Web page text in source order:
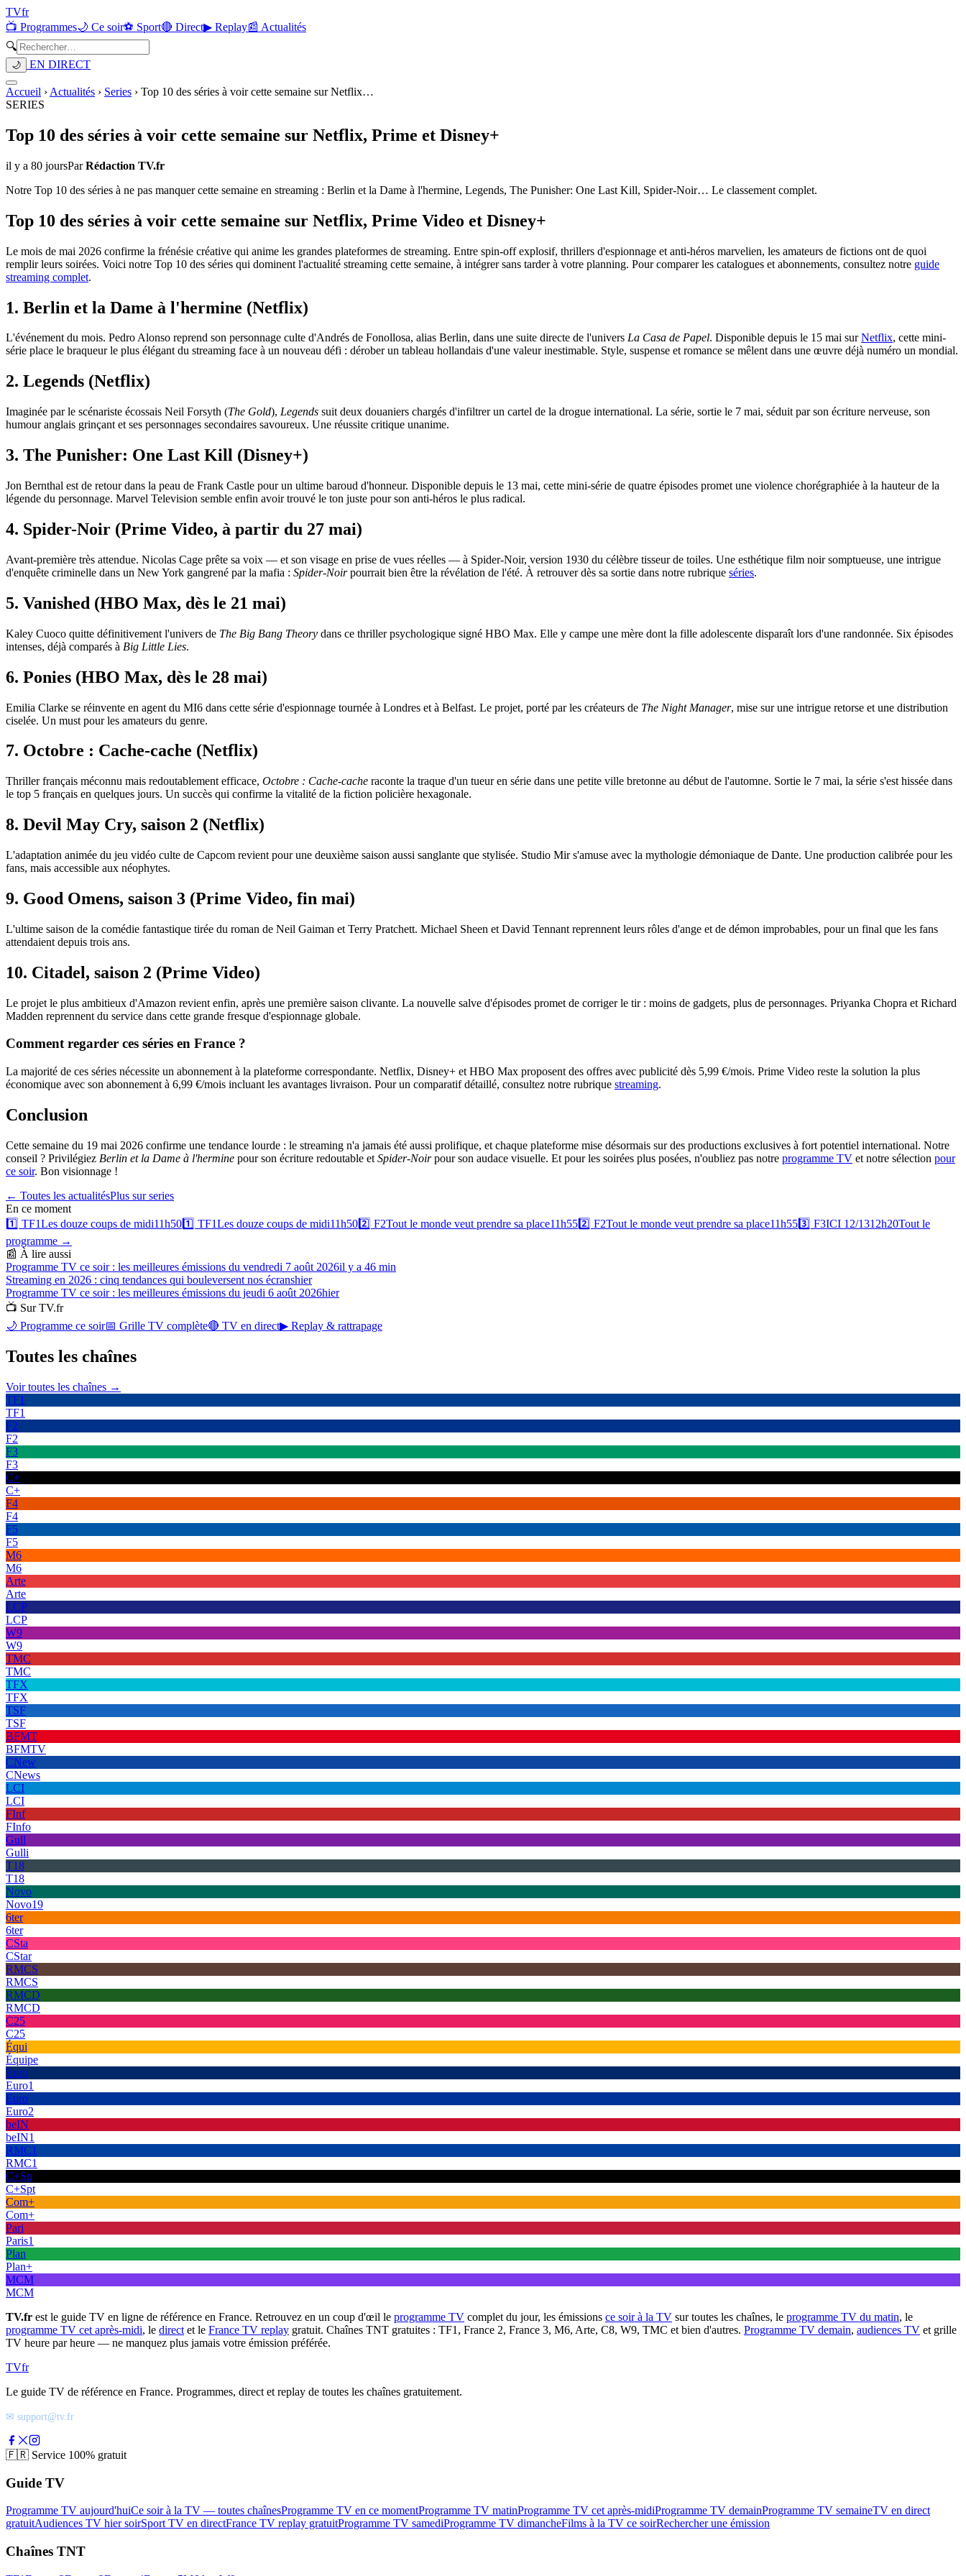
TVfr
📺 Programmes🌙 Ce soir⚽ Sport🔴 Direct▶ Replay📰 Actualités
🔍
🌙 EN DIRECT
Accueil › Actualités › Series › Top 10 des séries à voir cette semaine sur Netflix…
SERIES
Top 10 des séries à voir cette semaine sur Netflix, Prime et Disney+
il y a 80 joursParRédaction TV.fr
Notre Top 10 des séries à ne pas manquer cette semaine en streaming : Berlin et la Dame à l'hermine, Legends, The Punisher: One Last Kill, Spider-Noir… Le classement complet.
Top 10 des séries à voir cette semaine sur Netflix, Prime Video et Disney+
Le mois de mai 2026 confirme la frénésie créative qui anime les grandes plateformes de streaming. Entre spin-off explosif, thrillers d'espionnage et anti-héros marvelien, les amateurs de fictions ont de quoi
remplir leurs soirées. Voici notre Top 10 des séries qui dominent l'actualité streaming cette semaine, à intégrer sans tarder à votre planning. Pour comparer les catalogues et abonnements, consultez notre guide
streaming complet.
1. Berlin et la Dame à l'hermine (Netflix)
L'événement du mois. Pedro Alonso reprend son personnage culte d'Andrés de Fonollosa, alias Berlin, dans une suite directe de l'univers La Casa de Papel. Disponible depuis le 15 mai surNetflix, cette mini-
série place le braqueur le plus élégant du streaming face à un nouveau défi : dérober un tableau hollandais d'une valeur inestimable. Style, suspense et romance se mêlent dans une œuvre déjà numéro un mondial.
2. Legends (Netflix)
Imaginée par le scénariste écossais Neil Forsyth (The Gold), Legends suit deux douaniers chargés d'infiltrer un cartel de la drogue international. La série, sortie le 7 mai, séduit par son écriture nerveuse, son
humour anglais grinçant et ses personnages secondaires savoureux. Une réussite critique unanime.
3. The Punisher: One Last Kill (Disney+)
Jon Bernthal est de retour dans la peau de Frank Castle pour un ultime baroud d'honneur. Disponible depuis le 13 mai, cette mini-série de quatre épisodes promet une violence chorégraphiée à la hauteur de la
légende du personnage. Marvel Television semble enfin avoir trouvé le ton juste pour son anti-héros le plus radical.
4. Spider-Noir (Prime Video, à partir du 27 mai)
Avant-première très attendue. Nicolas Cage prête sa voix — et son visage en prise de vues réelles — à Spider-Noir, version 1930 du célèbre tisseur de toiles. Une esthétique film noir somptueuse, une intrigue
d'enquête criminelle dans un New York gangrené par la mafia : Spider-Noirpourrait bien être la révélation de l'été. À retrouver dès sa sortie dans notre rubrique séries.
5. Vanished (HBO Max, dès le 21 mai)
Kaley Cuoco quitte définitivement l'univers de The Big Bang Theory dans ce thriller psychologique signé HBO Max. Elle y campe une mère dont la fille adolescente disparaît lors d'une randonnée. Six épisodes
intenses, déjà comparés à Big Little Lies.
6. Ponies (HBO Max, dès le 28 mai)
Emilia Clarke se réinvente en agent du MI6 dans cette série d'espionnage tournée à Londres et à Belfast. Le projet, porté par les créateurs de The Night Manager, mise sur une intrigue retorse et une distribution
ciselée. Un must pour les amateurs du genre.
7. Octobre : Cache-cache (Netflix)
Thriller français méconnu mais redoutablement efficace, Octobre : Cache-cache raconte la traque d'un tueur en série dans une petite ville bretonne au début de l'automne. Sortie le 7 mai, la série s'est hissée dans
le top 5 français en quelques jours. Un succès qui confirme la vitalité de la fiction policière hexagonale.
8. Devil May Cry, saison 2 (Netflix)
L'adaptation animée du jeu vidéo culte de Capcom revient pour une deuxième saison aussi sanglante que stylisée. Studio Mir s'amuse avec la mythologie démoniaque de Dante. Une production calibrée pour les
fans, mais accessible aux néophytes.
9. Good Omens, saison 3 (Prime Video, fin mai)
L'ultime saison de la comédie fantastique tirée du roman de Neil Gaiman et Terry Pratchett. Michael Sheen et David Tennant reprennent leurs rôles d'ange et de démon improbables, pour un final que les fans
attendaient depuis trois ans.
10. Citadel, saison 2 (Prime Video)
Le projet le plus ambitieux d'Amazon revient enfin, après une première saison clivante. La nouvelle salve d'épisodes promet de corriger le tir : moins de gadgets, plus de personnages. Priyanka Chopra et Richard
Madden reprennent du service dans cette grande fresque d'espionnage globale.
Comment regarder ces séries en France ?
La majorité de ces séries nécessite un abonnement à la plateforme correspondante. Netflix, Disney+ et HBO Max proposent des offres avec publicité dès 5,99 €/mois. Prime Video reste la solution la plus
économique avec son abonnement à 6,99 €/mois incluant les avantages livraison. Pour un comparatif détaillé, consultez notre rubrique streaming.
Conclusion
Cette semaine du 19 mai 2026 confirme une tendance lourde : le streaming n'a jamais été aussi prolifique, et chaque plateforme mise désormais sur des productions exclusives à fort potentiel international. Notre
conseil ? Privilégiez Berlin et la Dame à l'hermine pour son écriture redoutable et Spider-Noirpour son audace visuelle. Et pour les soirées plus posées, n'oubliez pas notre programme TV et notre sélection pour
ce soir. Bon visionnage !
← Toutes les actualitésPlus surseries
En ce moment
1️⃣ TF1Les douze coups de midi11h501️⃣ TF1Les douze coups de midi11h502️⃣ F2Tout le monde veut prendre sa place11h552️⃣ F2Tout le monde veut prendre sa place11h553️⃣ F3ICI 12/1312h20Tout le
programme →
📰 À lire aussi
Programme TV ce soir : les meilleures émissions du vendredi 7 août 2026il y a 46 min
Streaming en 2026 : cinq tendances qui bouleversent nos écranshier
Programme TV ce soir : les meilleures émissions du jeudi 6 août 2026hier
📺 Sur TV.fr
🌙 Programme ce soir📅 Grille TV complète🔴 TV en direct▶ Replay & rattrapage
Toutes les chaînes
Voir toutes les chaînes →
TF1
TF1
F2
F2
F3
F3
C+
C+
F4
F4
F5
F5
M6
M6
Arte
Arte
LCP
LCP
W9
W9
TMC
TMC
TFX
TFX
TSF
TSF
BFMT
BFMTV
CNew
CNews
LCI
LCI
FInf
FInfo
Gull
Gulli
T18
T18
Novo
Novo19
6ter
6ter
CSta
CStar
RMCS
RMCS
RMCD
RMCD
C25
C25
Équi
Équipe
Euro
Euro1
Euro
Euro2
beIN
beIN1
RMC1
RMC1
C+Sp
C+Spt
Com+
Com+
Pari
Paris1
Plan
Plan+
MCM
MCM
TV.fr est le guide TV en ligne de référence en France. Retrouvez en un coup d'œil le programme TV complet du jour, les émissions ce soir à la TV sur toutes les chaînes, le programme TV du matin, le
programme TV cet après-midi, le direct et le France TV replay gratuit. Chaînes TNT gratuites : TF1, France 2, France 3, M6, Arte, C8, W9, TMC et bien d'autres. Programme TV demain, audiences TV et grille
TV heure par heure — ne manquez plus jamais votre émission préférée.
TVfr
Le guide TV de référence en France. Programmes, direct et replay de toutes les chaînes gratuitement.
✉ support@tv.fr
🇫🇷 Service 100% gratuit
Guide TV
Programme TV aujourd'huiCe soir à la TV — toutes chaînesProgramme TV en ce momentProgramme TV matinProgramme TV cet après-midiProgramme TV demainProgramme TV semaineTV en direct
gratuitAudiences TV hier soirSport TV en directFrance TV replay gratuitProgramme TV samediProgramme TV dimancheFilms à la TV ce soirRechercher une émission
Chaînes TNT